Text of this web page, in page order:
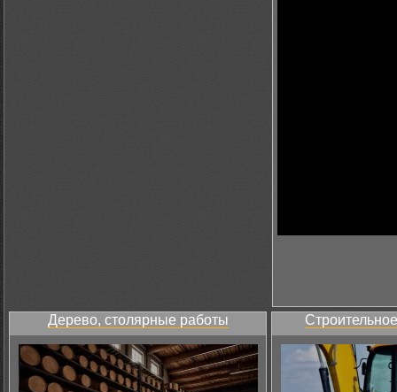
Дерево, столярные работы